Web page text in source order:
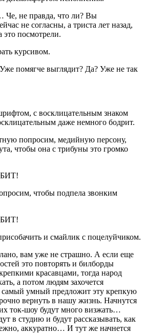
не правда, что ли? Вы
не согласны, а триста лет назад,
это посмотрели.
курсивом.
Уже помягче выглядит? Да? Уже не так
с восклицательным знаком
даже немного бодрит.
попросим, медийную персону,
чтобы она с трибуны это громко
чтобы подпела звонким
и смайлик с поцелуйчиком.
вам уже не страшно. А если еще
это повторять и билборды
красавцами, тогда народ
а потом людям захочется
самый умный предложит эту крепкую
вернуть в нашу жизнь. Начнутся
ток-шоу будут много визжать…
в студию и будут рассказывать, как
аккуратно… И тут же начнется